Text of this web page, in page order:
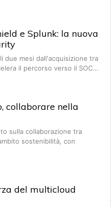
e Splunk: la nuova
due mesi dall'acquisizione tra
il percorso verso il SOC…
collaborare nella
sulla collaborazione tra
sostenibilità, con
del multicloud